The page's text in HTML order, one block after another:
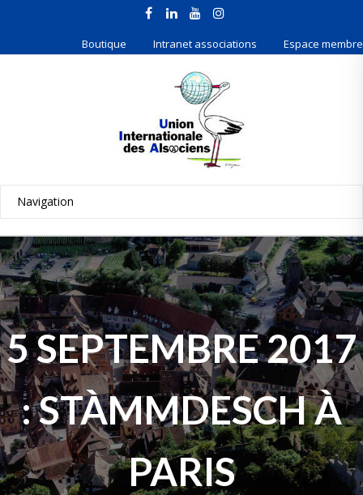
Boutique Intranet associations Espace membre
5 SEPTEMBRE 2017
: STÀMMDESCH À
PARIS